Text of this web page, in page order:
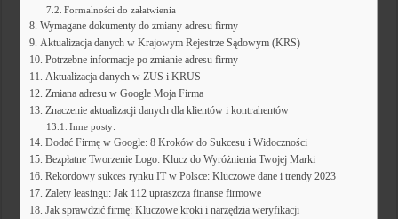
Formalności do załatwienia
Wymagane dokumenty do zmiany adresu firmy
Aktualizacja danych w Krajowym Rejestrze Sądowym (KRS)
Potrzebne informacje po zmianie adresu firmy
Aktualizacja danych w ZUS i KRUS
Zmiana adresu w Google Moja Firma
Znaczenie aktualizacji danych dla klientów i kontrahentów
Inne posty:
Dodać Firmę w Google: 8 Kroków do Sukcesu i Widoczności
Bezpłatne Tworzenie Logo: Klucz do Wyróżnienia Twojej Marki
Rekordowy sukces rynku IT w Polsce: Kluczowe dane i trendy 2023
Zalety leasingu: Jak 112 upraszcza finanse firmowe
Jak sprawdzić firmę: Kluczowe kroki i narzędzia weryfikacji